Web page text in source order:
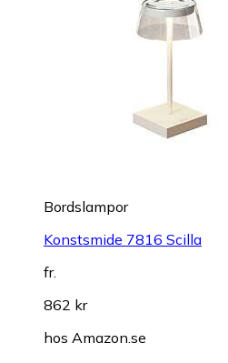
Bordslampor
Konstsmide 7816 Scilla
fr.
862 kr
hos Amazon.se